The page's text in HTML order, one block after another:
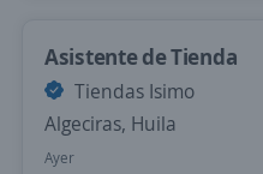
Asistente de Tienda
Tiendas Isimo
Algeciras, Huila
Ayer